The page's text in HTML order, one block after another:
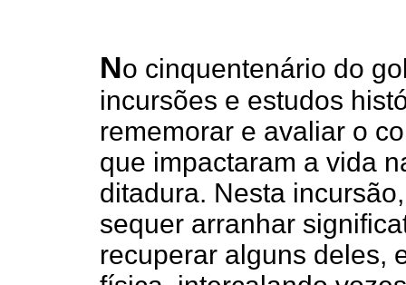
No cinquentenário do
incursões e estudos
rememorar e avaliar o
que impactaram a vida
ditadura. Nesta
sequer arranhar
recuperar alguns deles,